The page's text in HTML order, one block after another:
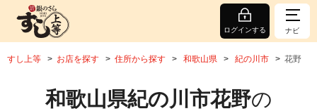
ログインする ナビ
すし上等 お店を探す 住所から探す 和歌山県 紀の川市 花野
和歌山県紀の川市花野の